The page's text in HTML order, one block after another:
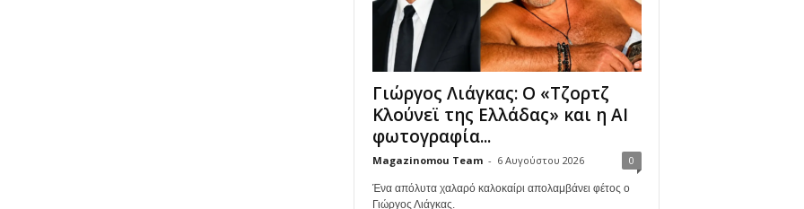
Γιώργος Λιάγκας: Ο «Τζορτζ
Κλούνεϊ της Ελλάδας» και η AI
φωτογραφία...
Magazinomou Team - 6 Αυγούστου 2026 0
Ένα απόλυτα χαλαρό καλοκαίρι απολαμβάνει φέτος ο
Γιώργος Λιάγκας.